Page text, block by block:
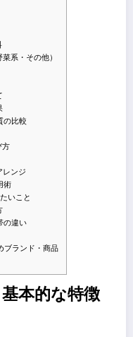
系・その他）
の比較
方
レンジ
術
いこと
の違い
ブランド・商品
本的な特徴